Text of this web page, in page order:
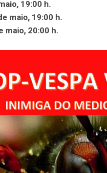
19:00 h.
maio, 19:00 h.
maio, 20:00 h.